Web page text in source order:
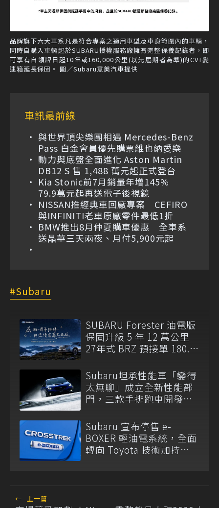
品牌旗下六大車系凡是符合專案之適用車型及車身範圍內的車輛，
同時自購入車輛起於SUBARU授權服務廠擁有完整保養記錄者，即
可享有自領牌日起10年或160,000公里(以先屆期者為準)的CVT變
速箱延長保固。 圖／Subaru意美汽車提供
車訊最前線
與世界頂尖樂團相遇 Mercedes-Benz
Pass 白金會員優先購票維也納愛樂
動力與底盤全面進化 Aston Martin
DB12 S 售 1,488 萬元起正式登台
Kia Stonic前7月銷量年增145%
79.9萬元起再送電子後視鏡
NISSAN推經典車回廠專案 CEFIRO
與INFINITI老車原廠零件最低1折
BMW推出8月仲夏購車優惠 全車系
送晶華三天兩夜、月付5,900元起
Subaru
SUBARU Forester 油電版
保固升級 5 年 12 萬公里
27年式 BRZ 預接單 180.8
Subaru坦承性能車「變得
太無聊」成立全新性能部
門，三款手排跑車開發
Subaru 宣布停售 e-
BOXER 輕油電系統，全面
轉向 Toyota 技術加持
← 上一篇